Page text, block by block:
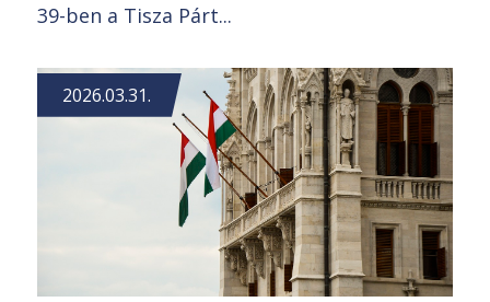
39-ben a Tisza Párt...
2026.03.31.